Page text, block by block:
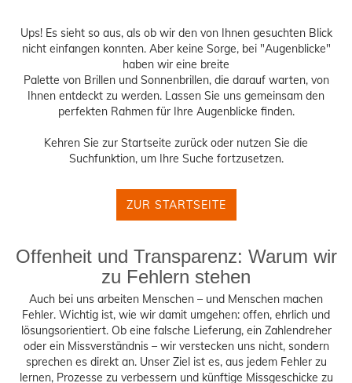
Ups! Es sieht so aus, als ob wir den von Ihnen gesuchten Blick
nicht einfangen konnten. Aber keine Sorge, bei "Augenblicke"
haben wir eine breite
Palette von Brillen und Sonnenbrillen, die darauf warten, von
Ihnen entdeckt zu werden. Lassen Sie uns gemeinsam den
perfekten Rahmen für Ihre Augenblicke finden.
Kehren Sie zur Startseite zurück oder nutzen Sie die
Suchfunktion, um Ihre Suche fortzusetzen.
ZUR STARTSEITE
Offenheit und Transparenz: Warum wir
zu Fehlern stehen
Auch bei uns arbeiten Menschen – und Menschen machen
Fehler. Wichtig ist, wie wir damit umgehen: offen, ehrlich und
lösungsorientiert. Ob eine falsche Lieferung, ein Zahlendreher
oder ein Missverständnis – wir verstecken uns nicht, sondern
sprechen es direkt an. Unser Ziel ist es, aus jedem Fehler zu
lernen, Prozesse zu verbessern und künftige Missgeschicke zu